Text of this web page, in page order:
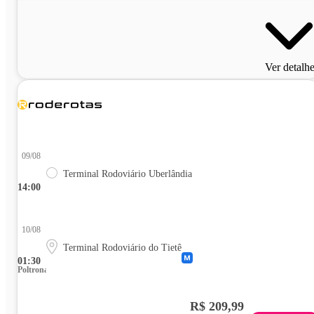
Ver
14:00
09/08
Terminal Rodoviário Uberlândia
01:30
10/08
Terminal Rodoviário do Tietê
Poltrona
R$ 209,99